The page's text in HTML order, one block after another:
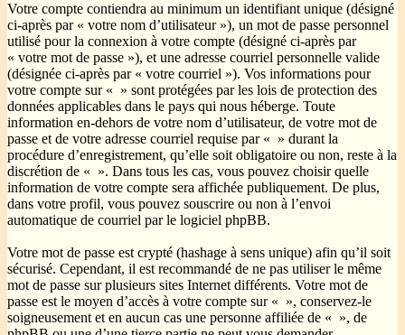
Votre compte contiendra au minimum un identifiant unique (désigné
ci-après par « votre nom d’utilisateur »), un mot de passe personnel
utilisé pour la connexion à votre compte (désigné ci-après par
« votre mot de passe »), et une adresse courriel personnelle valide
(désignée ci-après par « votre courriel »). Vos informations pour
votre compte sur « » sont protégées par les lois de protection des
données applicables dans le pays qui nous héberge. Toute
information en-dehors de votre nom d’utilisateur, de votre mot de
passe et de votre adresse courriel requise par « » durant la
procédure d’enregistrement, qu’elle soit obligatoire ou non, reste à la
discrétion de « ». Dans tous les cas, vous pouvez choisir quelle
information de votre compte sera affichée publiquement. De plus,
dans votre profil, vous pouvez souscrire ou non à l’envoi
automatique de courriel par le logiciel phpBB.
Votre mot de passe est crypté (hashage à sens unique) afin qu’il soit
sécurisé. Cependant, il est recommandé de ne pas utiliser le même
mot de passe sur plusieurs sites Internet différents. Votre mot de
passe est le moyen d’accès à votre compte sur « », conservez-le
soigneusement et en aucun cas une personne affiliée de « », de